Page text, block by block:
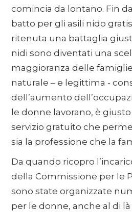
comincia da lontano. Fin
batto per gli asili nido
ritenuta una battaglia
nidi sono diventati una
maggioranza delle
naturale – e legittima -
dell’aumento
le donne lavorano, è
servizio gratuito che
sia la professione che la
Da quando ricopro
della Commissione per le
sono state organizzate
per le donne, anche al di